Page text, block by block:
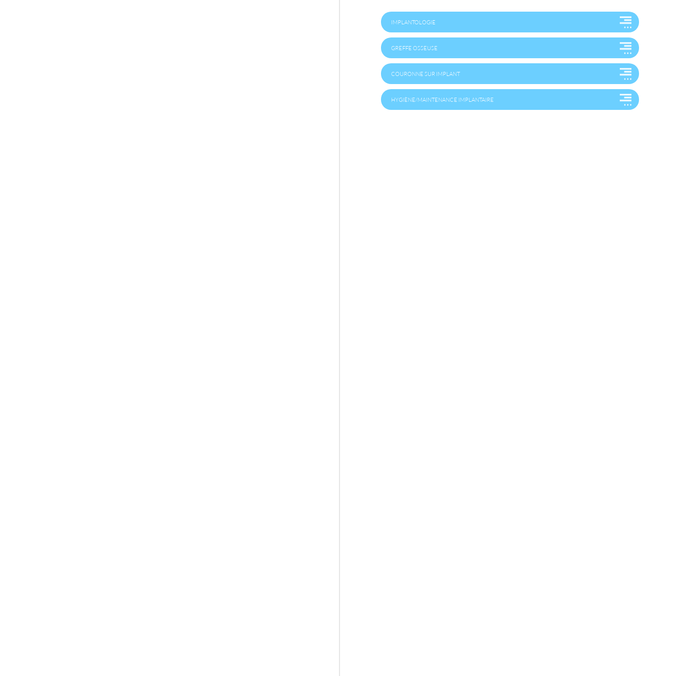
IMPLANTOLOGIE
GREFFE OSSEUSE
COURONNE SUR IMPLANT
HYGIÈNE/MAINTENANCE IMPLANTAIRE